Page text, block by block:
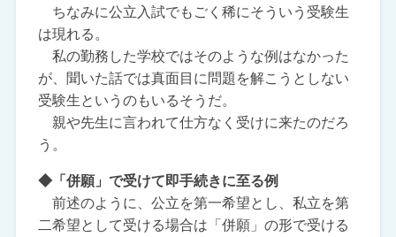
ちなみに公立入試でもごく稀にそういう受験生
は現れる。
私の勤務した学校ではそのような例はなかった
が、聞いた話では真面目に問題を解こうとしない
受験生というのもいるそうだ。
親や先生に言われて仕方なく受けに来たのだろ
う。
◆「併願」で受けて即手続きに至る例
前述のように、公立を第一希望とし、私立を第
二希望として受ける場合は「併願」の形で受ける